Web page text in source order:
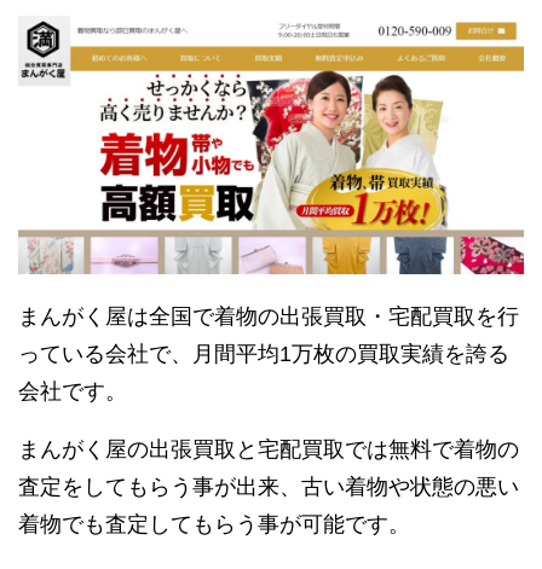
まんがく屋は全国で着物の出張買取・宅配買取を行
っている会社で、月間平均1万枚の買取実績を誇る
会社です。
まんがく屋の出張買取と宅配買取では無料で着物の
査定をしてもらう事が出来、古い着物や状態の悪い
着物でも査定してもらう事が可能です。